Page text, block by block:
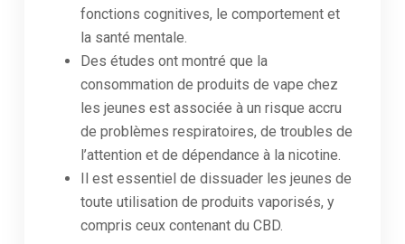
fonctions cognitives, le comportement et
la santé mentale.
Des études ont montré que la
consommation de produits de vape chez
les jeunes est associée à un risque accru
de problèmes respiratoires, de troubles de
l’attention et de dépendance à la nicotine.
Il est essentiel de dissuader les jeunes de
toute utilisation de produits vaporisés, y
compris ceux contenant du CBD.